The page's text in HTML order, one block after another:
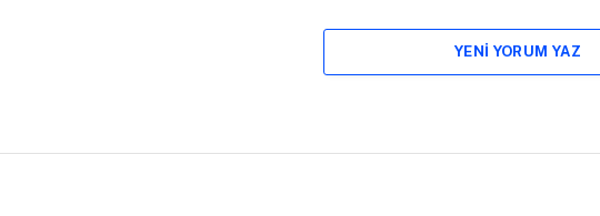
YENI YORUM YAZ